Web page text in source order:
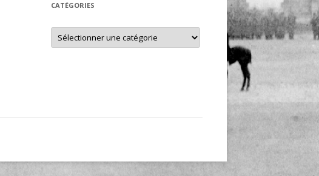
CATÉGORIES
Catégories